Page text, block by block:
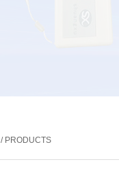
/ PRODUCTS